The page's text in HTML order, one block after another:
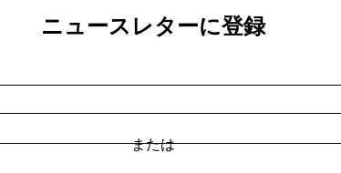
ニュースレターに登録